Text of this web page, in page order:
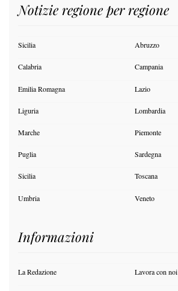
Notizie regione per regione
Sicilia Abruzzo
Calabria Campania
Emilia Romagna Lazio
Liguria Lombardia
Marche Piemonte
Puglia Sardegna
Sicilia Toscana
Umbria Veneto
Informazioni
La Redazione Lavora con noi